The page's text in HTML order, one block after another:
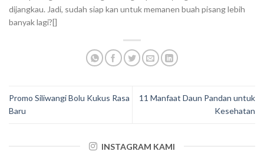
dijangkau. Jadi, sudah siap kan untuk memanen buah pisang lebih
banyak lagi?[]
Promo Siliwangi Bolu Kukus Rasa
Baru
11 Manfaat Daun Pandan untuk
Kesehatan
INSTAGRAM KAMI